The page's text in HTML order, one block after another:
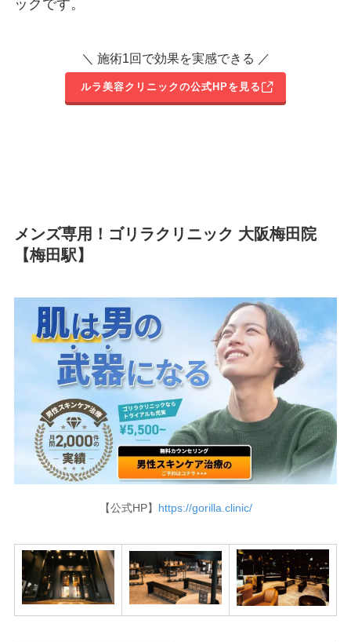
ックです。
＼ 施術1回で効果を実感できる ／
ルラ美容クリニックの公式HPを見る
メンズ専用！ゴリラクリニック 大阪梅田院
【梅田駅】
【公式HP】 https://gorilla.clinic/